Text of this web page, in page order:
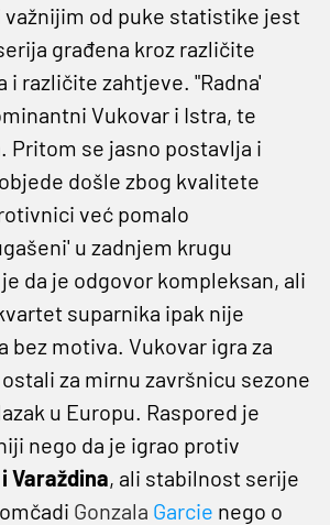
važnijim od puke statistike jest
građena kroz različite
različite zahtjeve. "Radna'
Vukovar i Istra, te
Pritom se jasno postavlja i
došle zbog kvalitete
već pomalo
u zadnjem krugu
da je odgovor kompleksan, ali
suparnika ipak nije
bez motiva. Vukovar igra za
za mirnu završnicu sezone
u Europu. Raspored je
nego da je igrao protiv
Varaždina, ali stabilnost serije
Gonzala Garcie nego o